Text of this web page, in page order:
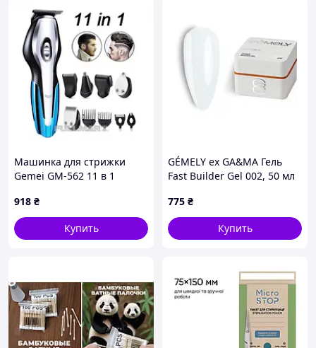
Машинка для стрижки
Gemei GM-562 11 в 1
для бороды и волос с USB
918 ₴
Купить
GÉMELY ex GA&MA Гель
Fast Builder Gel 002, 50 мл
775 ₴
Купить